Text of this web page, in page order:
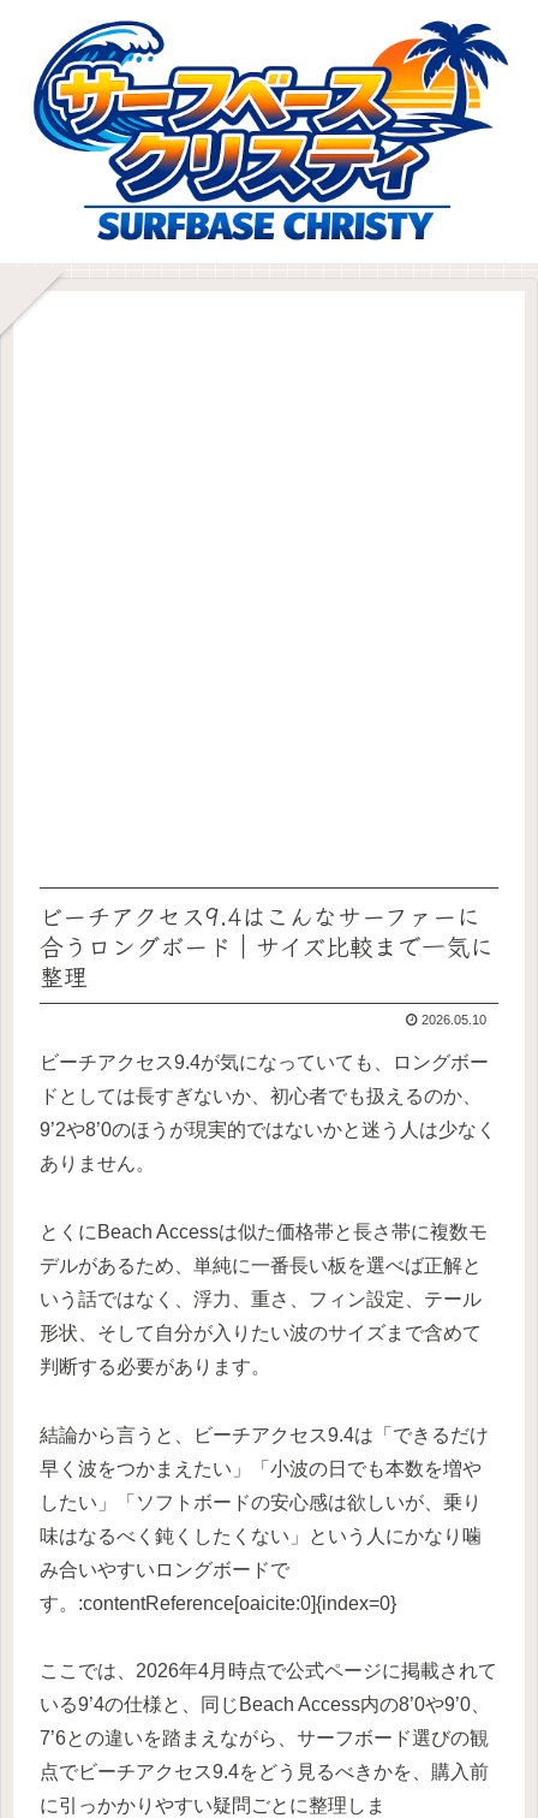
ビーチアクセス9.4はこんなサーファーに
合うロングボード｜サイズ比較まで一気に
整理
2026.05.10
ビーチアクセス9.4が気になっていても、ロングボー
ドとしては長すぎないか、初心者でも扱えるのか、
9’2や8’0のほうが現実的ではないかと迷う人は少なく
ありません。
とくにBeach Accessは似た価格帯と長さ帯に複数モ
デルがあるため、単純に一番長い板を選べば正解と
いう話ではなく、浮力、重さ、フィン設定、テール
形状、そして自分が入りたい波のサイズまで含めて
判断する必要があります。
結論から言うと、ビーチアクセス9.4は「できるだけ
早く波をつかまえたい」「小波の日でも本数を増や
したい」「ソフトボードの安心感は欲しいが、乗り
味はなるべく鈍くしたくない」という人にかなり噛
み合いやすいロングボードで
す。:contentReference[oaicite:0]{index=0}
ここでは、2026年4月時点で公式ページに掲載されて
いる9’4の仕様と、同じBeach Access内の8’0や9’0、
7’6との違いを踏まえながら、サーフボード選びの観
点でビーチアクセス9.4をどう見るべきかを、購入前
に引っかかりやすい疑問ごとに整理しま